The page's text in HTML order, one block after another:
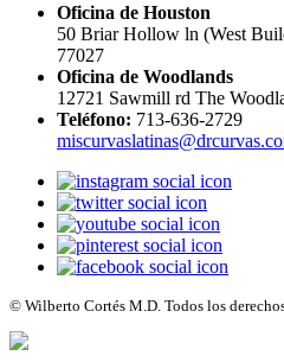
Oficina de Houston
50 Briar Hollow ln (West
77027
Oficina de Woodlands
12721 Sawmill rd The
Teléfono: 713-636-2729
© Wilberto Cortés M.D. Todos los derechos